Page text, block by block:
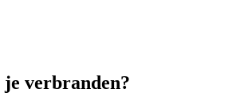
verbranden?